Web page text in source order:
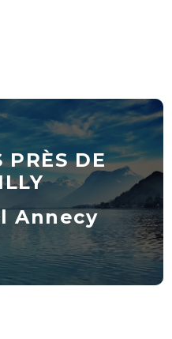
PRÈS DE
Annecy